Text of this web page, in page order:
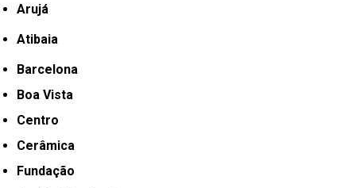
Arujá
Atibaia
Barcelona
Boa Vista
Centro
Cerâmica
Fundação